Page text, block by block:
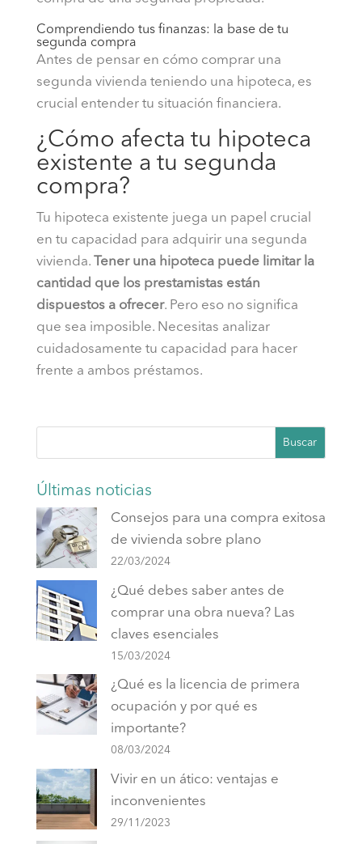
Comprendiendo tus finanzas: la base de tu
segunda compra
Antes de pensar en cómo comprar una
segunda vivienda teniendo una hipoteca, es
crucial entender tu situación financiera.
¿Cómo afecta tu hipoteca
existente a tu segunda
compra?
Tu hipoteca existente juega un papel crucial
en tu capacidad para adquirir una segunda
vivienda.
Tener una hipoteca puede limitar la
cantidad que los prestamistas están
dispuestos a ofrecer. Pero eso no significa
que sea imposible. Necesitas analizar
cuidadosamente tu capacidad para hacer
frente a ambos préstamos.
Buscar
Últimas noticias
Consejos para una compra exitosa
de vivienda sobre plano
22/03/2024
¿Qué debes saber antes de
comprar una obra nueva? Las
claves esenciales
15/03/2024
¿Qué es la licencia de primera
ocupación y por qué es
importante?
08/03/2024
Vivir en un ático: ventajas e
inconvenientes
29/11/2023